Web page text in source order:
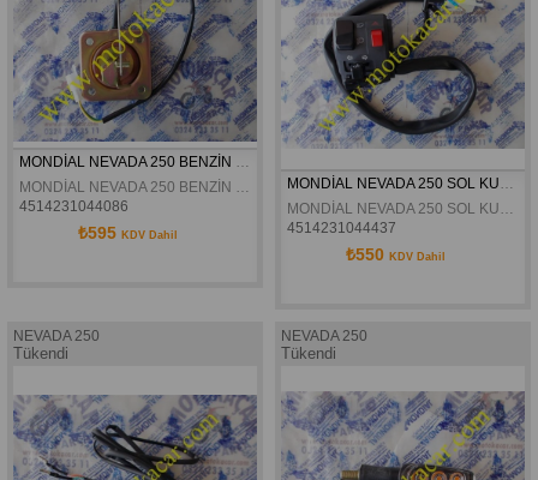
MONDİAL NEVADA 250 BENZİN ŞAMANDIRASI ORJİNAL
MONDİAL NEVADA 250 BENZİN ŞAMANDIRASI ORJİNAL
4514231044086
₺595 KDV Dahil
MONDİAL NEVADA 250 SOL KUMANDA ORJİNAL
MONDİAL NEVADA 250 SOL KUMANDA ORJİNAL
4514231044437
₺550 KDV Dahil
NEVADA 250
Tükendi
NEVADA 250
Tükendi